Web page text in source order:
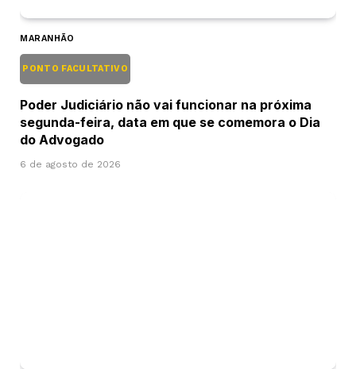
MARANHÃO
PONTO FACULTATIVO
Poder Judiciário não vai funcionar na próxima
segunda-feira, data em que se comemora o Dia
do Advogado
6 de agosto de 2026